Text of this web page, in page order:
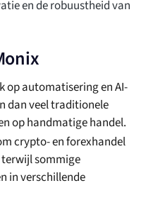
en de robuustheid van
op automatisering en AI-
dan veel traditionele
op handmatige handel.
crypto- en forexhandel
sommige
in verschillende